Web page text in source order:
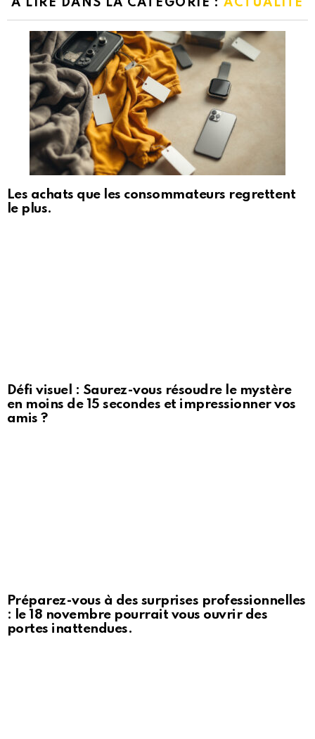
A LIRE DANS LA CATÉGORIE : ACTUALITÉ
Les achats que les consommateurs regrettent
le plus.
Défi visuel : Saurez-vous résoudre le mystère
en moins de 15 secondes et impressionner vos
amis ?
Préparez-vous à des surprises professionnelles
: le 18 novembre pourrait vous ouvrir des
portes inattendues.